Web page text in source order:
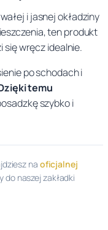
i jasnej okładziny
ten produkt
wręcz idealnie.
po schodach i
temu
szybko i
na oficjalnej
do naszej zakładki